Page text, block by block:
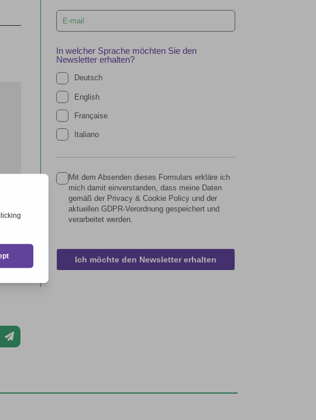
In welcher Sprache möchten Sie den
Newsletter erhalten?
Deutsch
English
Française
Italiano
Mit dem Absenden dieses Formulars erkläre ich
mich damit einverstanden, dass meine Daten
gemäß der Privacy & Cookie Policy und der
aktuellen GDPR-Verordnung gespeichert und
verarbeitet werden.
Ich möchte den Newsletter erhalten